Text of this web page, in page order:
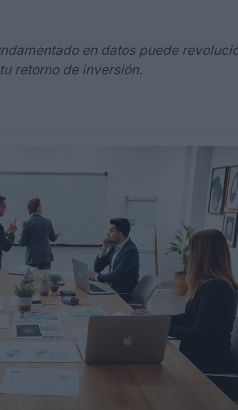
en datos puede
retorno de inversión.